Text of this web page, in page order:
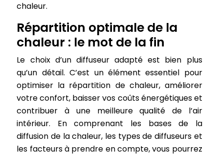
chaleur.
Répartition optimale de la
chaleur : le mot de la fin
Le choix d’un diffuseur adapté est bien plus
qu’un détail. C’est un élément essentiel pour
optimiser la répartition de chaleur, améliorer
votre confort, baisser vos coûts énergétiques et
contribuer à une meilleure qualité de l’air
intérieur. En comprenant les bases de la
diffusion de la chaleur, les types de diffuseurs et
les facteurs à prendre en compte, vous pourrez